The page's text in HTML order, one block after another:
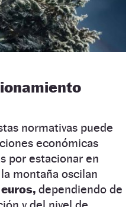
normativas puede
económicas
por estacionar en
montaña oscilan
dependiendo de